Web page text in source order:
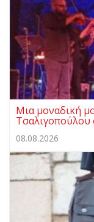
Μια μοναδική
08.08.2026